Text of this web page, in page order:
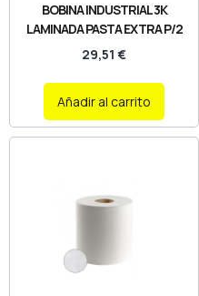
BOBINA INDUSTRIAL 3K
LAMINADA PASTA EXTRA P/2
29,51 €
Añadir al carrito